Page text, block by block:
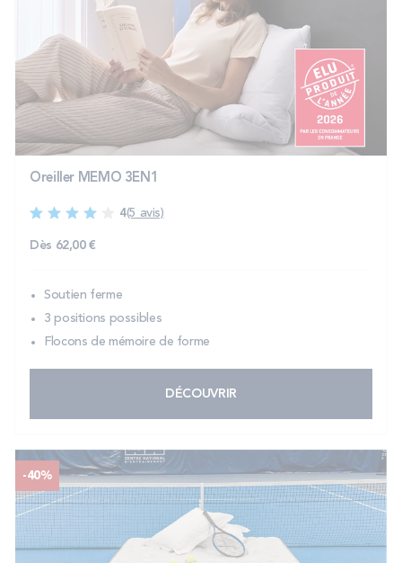
Oreiller MEMO 3EN1
4(5 avis)
Dès 62,00 €
Soutien ferme
3 positions possibles
Flocons de mémoire de forme
DÉCOUVRIR
-40%